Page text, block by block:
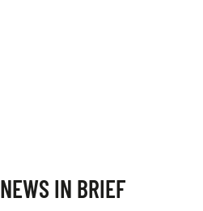
NEWS IN BRIEF